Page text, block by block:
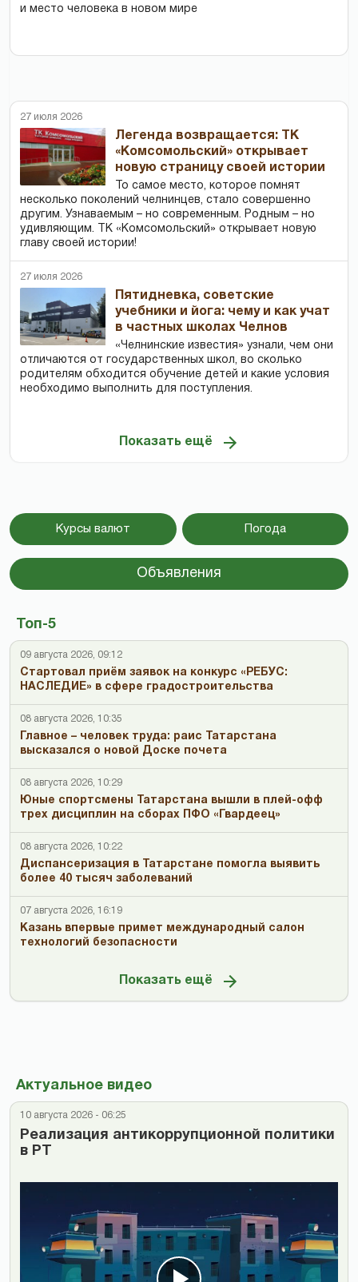
и место человека в новом мире
27 июля 2026
Легенда возвращается: ТК
«Комсомольский» открывает
новую страницу своей истории
То самое место, которое помнят
несколько поколений челнинцев, стало совершенно
другим. Узнаваемым – но современным. Родным – но
удивляющим. ТК «Комсомольский» открывает новую
главу своей истории!
27 июля 2026
Пятидневка, советские
учебники и йога: чему и как учат
в частных школах Челнов
«Челнинские известия» узнали, чем они
отличаются от государственных школ, во сколько
родителям обходится обучение детей и какие условия
необходимо выполнить для поступления.
Показать ещё
Курсы валют Погода
Объявления
Топ-5
09 августа 2026, 09:12
Стартовал приём заявок на конкурс «РЕБУС:
НАСЛЕДИЕ» в сфере градостроительства
08 августа 2026, 10:35
Главное – человек труда: раис Татарстана
высказался о новой Доске почета
08 августа 2026, 10:29
Юные спортсмены Татарстана вышли в плей-офф
трех дисциплин на сборах ПФО «Гвардеец»
08 августа 2026, 10:22
Диспансеризация в Татарстане помогла выявить
более 40 тысяч заболеваний
07 августа 2026, 16:19
Казань впервые примет международный салон
технологий безопасности
Показать ещё
Актуальное видео
10 августа 2026 - 06:25
Реализация антикоррупционной политики
в РТ